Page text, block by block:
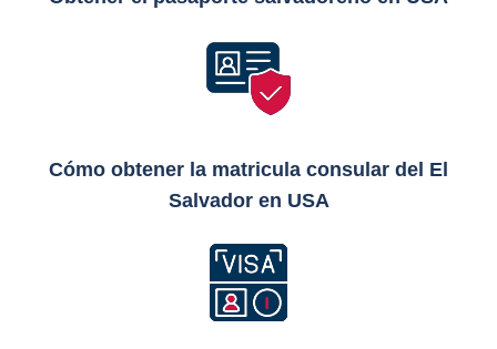
Cómo obtener la matricula consular del El
Salvador en USA